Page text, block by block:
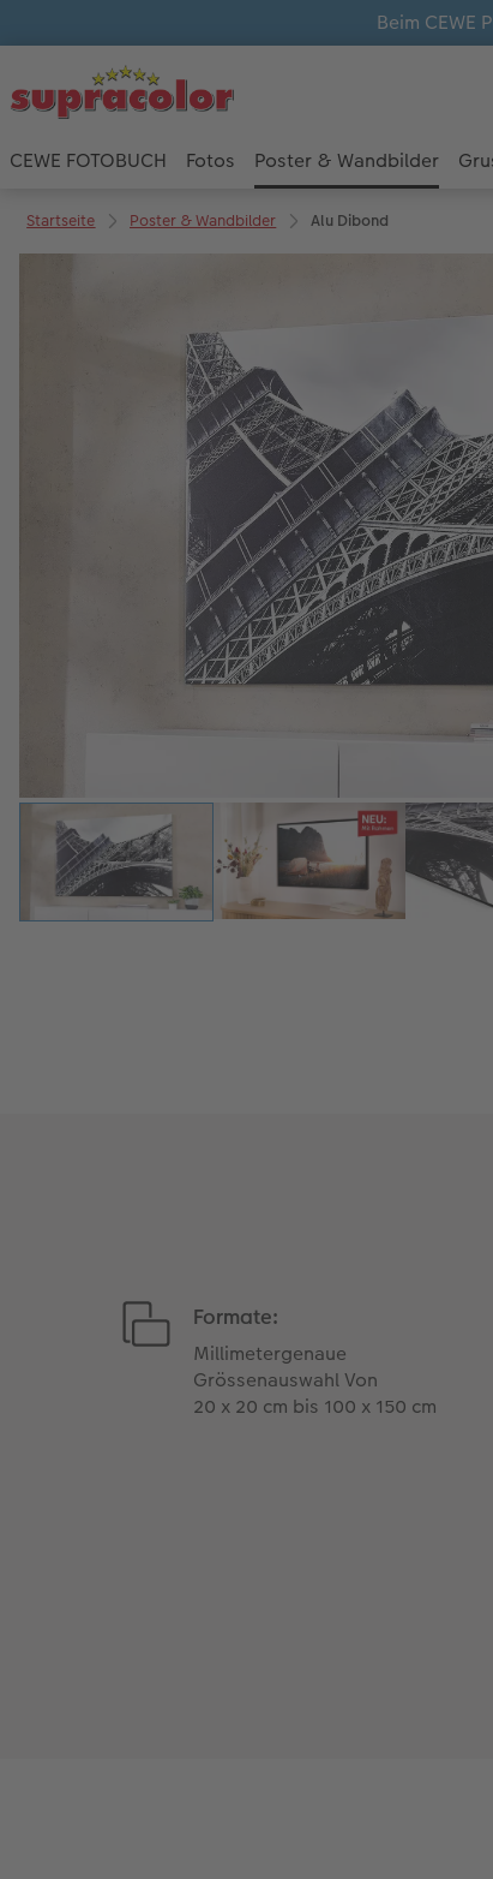
Beim
CEWE FOTOBUCH Fotos Poster & Wandbilder
Startseite Poster & Wandbilder Alu Dibond
Formate:
Millimetergenaue
Grössenauswahl Von
20 x 20 cm bis 100 x 150 cm